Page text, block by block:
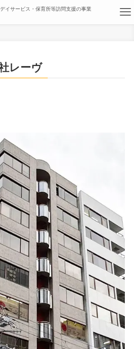
イサービス・保育所等訪問支援の事業
レーヴ